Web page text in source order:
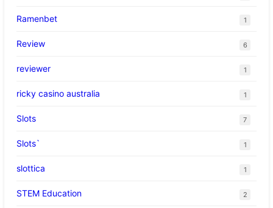
Ramenbet 1
Review 6
reviewer 1
ricky casino australia 1
Slots 7
Slots` 1
slottica 1
STEM Education 2